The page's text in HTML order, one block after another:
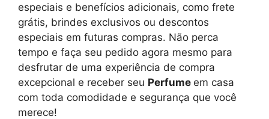
especiais e benefícios adicionais, como frete
grátis, brindes exclusivos ou descontos
especiais em futuras compras. Não perca
tempo e faça seu pedido agora mesmo para
desfrutar de uma experiência de compra
excepcional e receber seu Perfume em casa
com toda comodidade e segurança que você
merece!